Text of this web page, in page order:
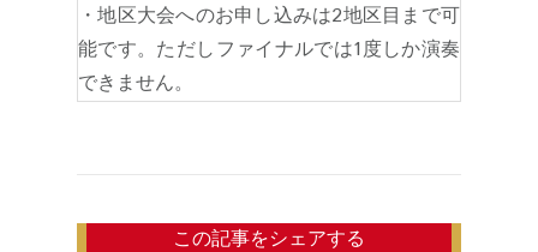
・地区大会へのお申し込みは2地区目まで可
能です。ただしファイナルでは1度しか演奏
できません。
この記事をシェアする